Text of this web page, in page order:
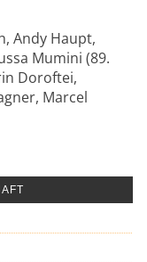
Andy Haupt,
Mumini (89.
Doroftei,
Marcel